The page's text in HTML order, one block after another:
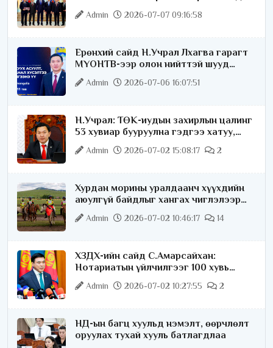
удаагаа хүртлээ
Admin 2026-07-07 09:16:58
Ерөнхий сайд Н.Учрал Лхагва гарагт
МҮОНТВ-ээр олон нийттэй шууд
ярилцана
Admin 2026-07-06 16:07:51
Н.Учрал: ТӨК-иудын захирлын цалинг
53 хувиар бууруулна гэдгээ хатуу,
хариуцлагатайгаар хэлье
Admin 2026-07-02 15:08:17 2
Хурдан морины уралдаанч хүүхдийн
аюулгүй байдлыг хангах чиглэлээр
ажиллаж байна
Admin 2026-07-02 10:46:17 14
ХЗДХ-ийн сайд С.Амарсайхан:
Нотариатын үйлчилгээг 100 хувь
цахимжуулна
Admin 2026-07-02 10:27:55 2
НД-ын багц хуульд нэмэлт, өөрчлөлт
оруулах тухай хууль батлагдлаа